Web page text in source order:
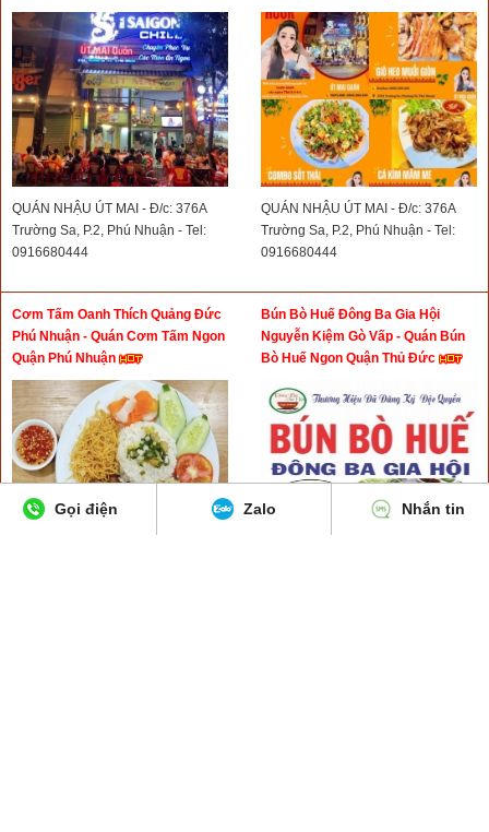
QUÁN NHẬU ÚT MAI - Đ/c: 376A
Trường Sa, P.2, Phú Nhuận - Tel:
0916680444
QUÁN NHẬU ÚT MAI - Đ/c: 376A
Trường Sa, P.2, Phú Nhuận - Tel:
0916680444
Cơm Tấm Oanh Thích Quảng Đức
Phú Nhuận - Quán Cơm Tấm Ngon
Quận Phú Nhuận
Bún Bò Huế Đông Ba Gia Hội
Nguyễn Kiệm Gò Vấp - Quán Bún
Bò Huế Ngon Quận Thủ Đức
Gọi điện Zalo Nhắn tin